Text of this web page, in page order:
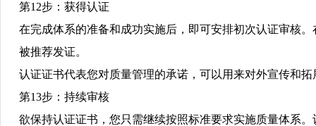
第12步：获得认证
在完成体系的准备和成功实施后，即可安排初次认证审核
被推荐发证。
认证证书代表您对质量管理的承诺，可以用来对外宣传和拓
第13步：持续审核
欲保持认证证书，您只需继续按照标准要求实施质量体系